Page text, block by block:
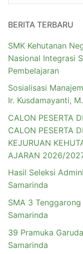
BERITA TERBARU
SMK Kehutanan
Nasional Integrasi
Pembelajaran
Sosialisasi
Ir. Kusdamayanti,
CALON PESERTA
CALON PESERTA
KEJURUAN
AJARAN 2026/
Hasil Seleksi
Samarinda
SMA 3
Samarinda
39 Pramuka
Samarinda